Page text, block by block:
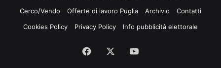
Cerco/Vendo
Offerte di lavoro Puglia Archivio
Contatti
Cookies Policy
Privacy Policy Info pubblicità elettorale
Facebook